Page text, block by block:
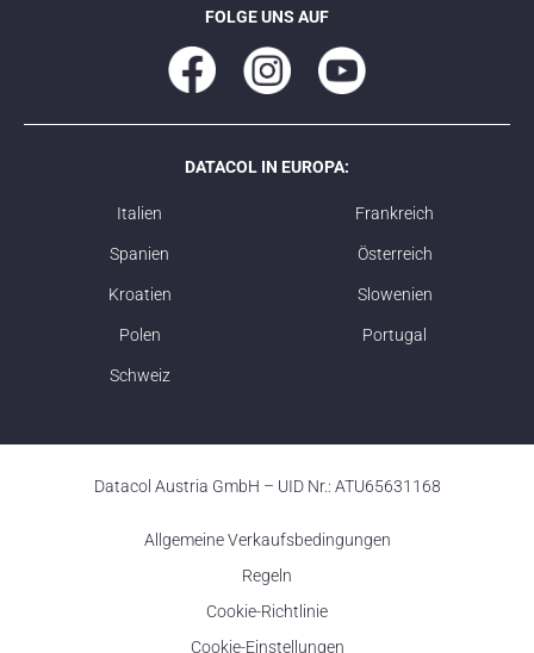
FOLGE UNS AUF
DATACOL IN EUROPA:
Italien Frankreich
Spanien Österreich
Kroatien Slowenien
Polen Portugal
Schweiz
Datacol Austria GmbH – UID Nr.: ATU65631168
Allgemeine Verkaufsbedingungen
Regeln
Cookie-Richtlinie
Cookie-Einstellungen